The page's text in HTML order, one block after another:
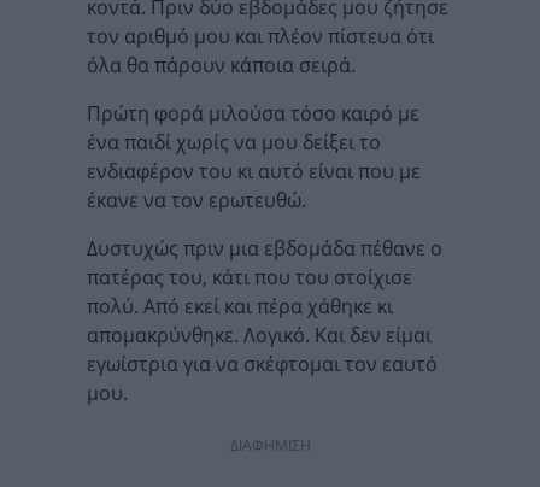
κοντά. Πριν δύο εβδομάδες μου ζήτησε
τον αριθμό μου και πλέον πίστευα ότι
όλα θα πάρουν κάποια σειρά.
Πρώτη φορά μιλούσα τόσο καιρό με
ένα παιδί χωρίς να μου δείξει το
ενδιαφέρον του κι αυτό είναι που με
έκανε να τον ερωτευθώ.
Δυστυχώς πριν μια εβδομάδα πέθανε ο
πατέρας του, κάτι που του στοίχισε
πολύ. Από εκεί και πέρα χάθηκε κι
απομακρύνθηκε. Λογικό. Και δεν είμαι
εγωίστρια για να σκέφτομαι τον εαυτό
μου.
ΔΙΑΦΗΜΙΣΗ